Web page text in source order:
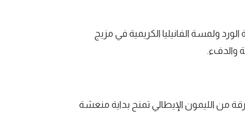
ولمسة الفانيليا الكريمية في مزيج
والدفء.
من الليمون الإيطالي تمنح بداية منعشة